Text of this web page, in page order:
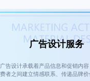
广告设计服务
广告设计承载着产品信息和促销内
费者之间建立情感联系、传递品牌